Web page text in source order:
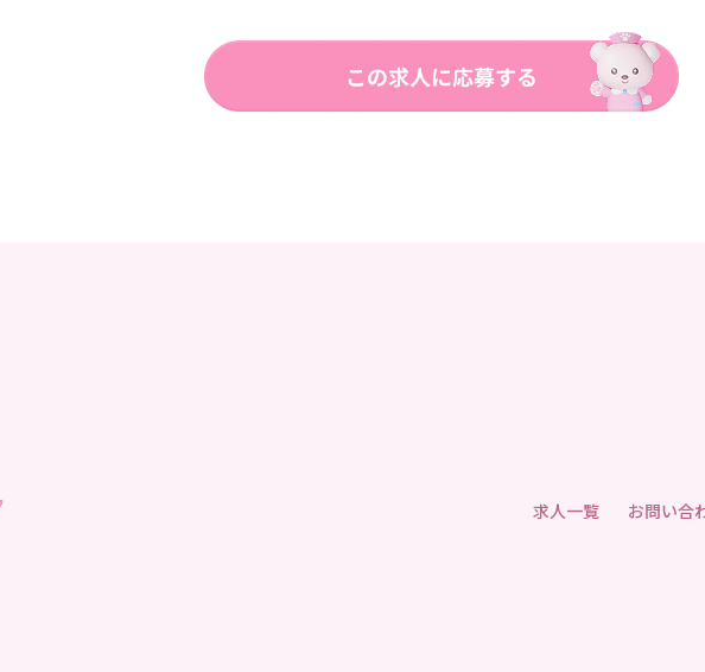
求人一覧 お問い合